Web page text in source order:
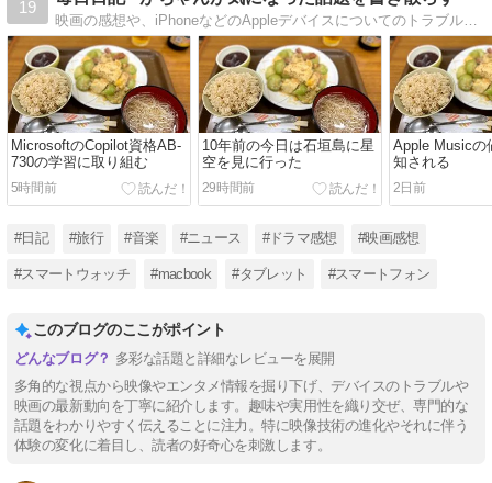
19
映画の感想や、iPhoneなどのAppleデバイスについてのトラブル解決、旅行に行った際のライブ書き込み、音楽のライブの感想、その他気になるニュースについての感想など、気になった話題を書き散らしています。
MicrosoftのCopilot資格AB-
730の学習に取り組む
5時間前
10年前の今日は石垣島に星
空を見に行った
29時間前
Apple Musicの
知される
2日前
#日記 #旅行 #音楽 #ニュース #ドラマ感想 #映画感想
#スマートウォッチ #macbook #タブレット #スマートフォン
このブログのここがポイント
多彩な話題と詳細なレビューを展開
多角的な視点から映像やエンタメ情報を掘り下げ、デバイスのトラブルや
映画の最新動向を丁寧に紹介します。趣味や実用性を織り交ぜ、専門的な
話題をわかりやすく伝えることに注力。特に映像技術の進化やそれに伴う
体験の変化に着目し、読者の好奇心を刺激します。